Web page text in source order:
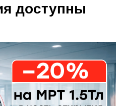
доступны